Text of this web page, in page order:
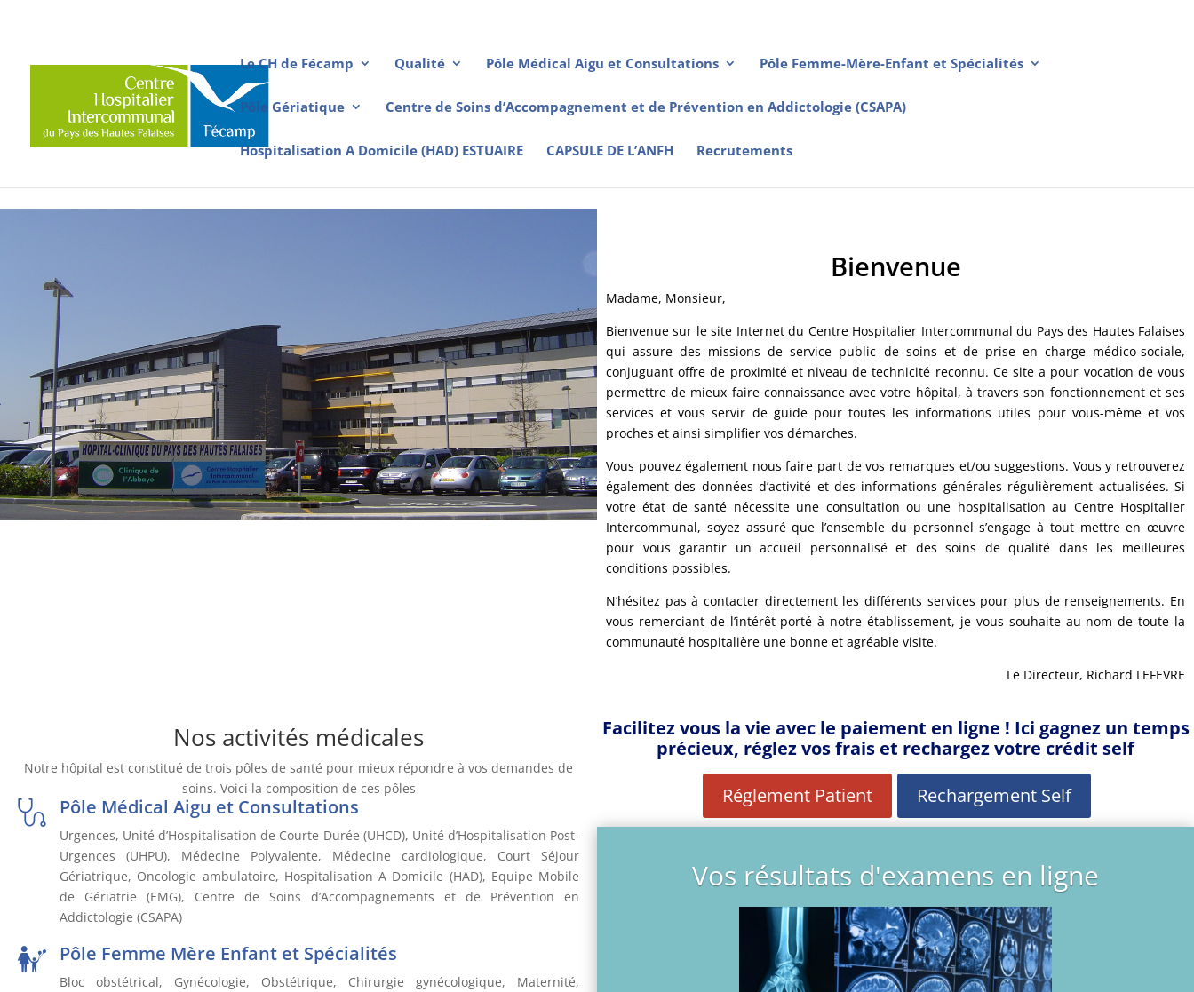
Le CH de Fécamp Qualité Pôle Médical Aigu et Consultations Pôle Femme-Mère-Enfant et Spécialités
Pôle Gériatique Centre de Soins d’Accompagnement et de Prévention en Addictologie (CSAPA)
Hospitalisation A Domicile (HAD) ESTUAIRE CAPSULE DE L’ANFH Recrutements
Bienvenue
Madame, Monsieur,
Bienvenue sur le site Internet du Centre Hospitalier Intercommunal du Pays des Hautes Falaises
qui assure des missions de service public de soins et de prise en charge médico-sociale,
conjuguant offre de proximité et niveau de technicité reconnu. Ce site a pour vocation de vous
permettre de mieux faire connaissance avec votre hôpital, à travers son fonctionnement et ses
services et vous servir de guide pour toutes les informations utiles pour vous-même et vos
proches et ainsi simplifier vos démarches.
Vous pouvez également nous faire part de vos remarques et/ou suggestions. Vous y retrouverez
également des données d’activité et des informations générales régulièrement actualisées. Si
votre état de santé nécessite une consultation ou une hospitalisation au Centre Hospitalier
Intercommunal, soyez assuré que l’ensemble du personnel s’engage à tout mettre en œuvre
pour vous garantir un accueil personnalisé et des soins de qualité dans les meilleures
conditions possibles.
N’hésitez pas à contacter directement les différents services pour plus de renseignements. En
vous remerciant de l’intérêt porté à notre établissement, je vous souhaite au nom de toute la
communauté hospitalière une bonne et agréable visite.
Le Directeur, Richard LEFEVRE
Nos activités médicales
Notre hôpital est constitué de trois pôles de santé pour mieux répondre à vos demandes de
soins. Voici la composition de ces pôles
Pôle Médical Aigu et Consultations
Urgences, Unité d’Hospitalisation de Courte Durée (UHCD), Unité d’Hospitalisation Post-
Urgences (UHPU), Médecine Polyvalente, Médecine cardiologique, Court Séjour
Gériatrique, Oncologie ambulatoire, Hospitalisation A Domicile (HAD), Equipe Mobile
de Gériatrie (EMG), Centre de Soins d’Accompagnements et de Prévention en
Addictologie (CSAPA)
Pôle Femme Mère Enfant et Spécialités
Bloc obstétrical, Gynécologie, Obstétrique, Chirurgie gynécologique, Maternité,
Facilitez vous la vie avec le paiement en ligne ! Ici gagnez un temps
précieux, réglez vos frais et rechargez votre crédit self
Réglement Patient
Rechargement Self
Vos résultats d'examens en ligne